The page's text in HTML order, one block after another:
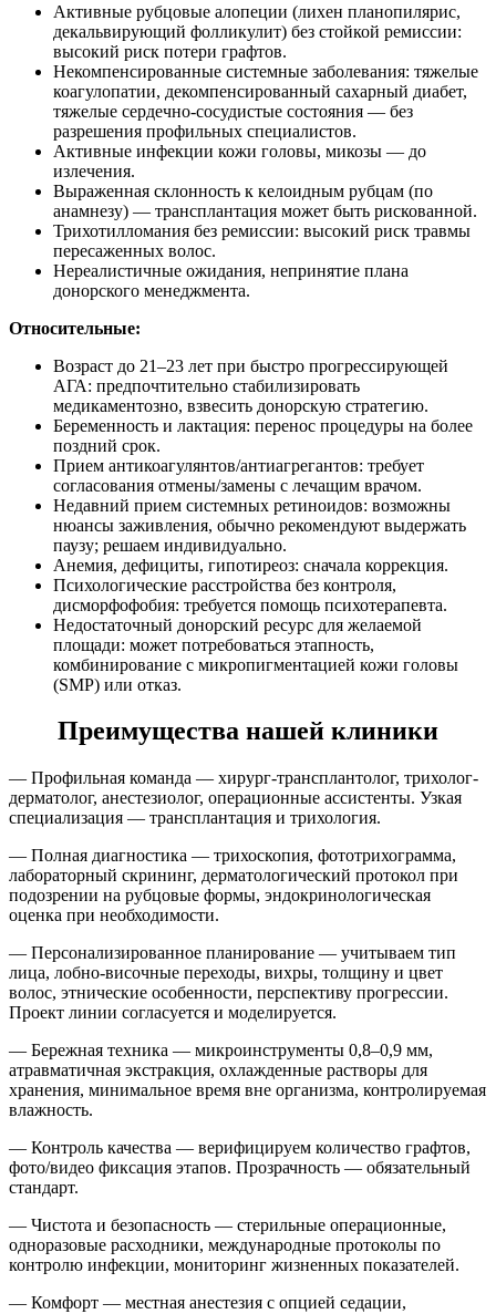
Активные рубцовые алопеции (лихен планопилярис,
декальвирующий фолликулит) без стойкой ремиссии:
высокий риск потери графтов.
Некомпенсированные системные заболевания: тяжелые
коагулопатии, декомпенсированный сахарный диабет,
тяжелые сердечно-сосудистые состояния — без
разрешения профильных специалистов.
Активные инфекции кожи головы, микозы — до
излечения.
Выраженная склонность к келоидным рубцам (по
анамнезу) — трансплантация может быть рискованной.
Трихотилломания без ремиссии: высокий риск травмы
пересаженных волос.
Нереалистичные ожидания, непринятие плана
донорского менеджмента.
Относительные:
Возраст до 21–23 лет при быстро прогрессирующей
АГА: предпочтительно стабилизировать
медикаментозно, взвесить донорскую стратегию.
Беременность и лактация: перенос процедуры на более
поздний срок.
Прием антикоагулянтов/антиагрегантов: требует
согласования отмены/замены с лечащим врачом.
Недавний прием системных ретиноидов: возможны
нюансы заживления, обычно рекомендуют выдержать
паузу; решаем индивидуально.
Анемия, дефициты, гипотиреоз: сначала коррекция.
Психологические расстройства без контроля,
дисморфофобия: требуется помощь психотерапевта.
Недостаточный донорский ресурс для желаемой
площади: может потребоваться этапность,
комбинирование с микропигментацией кожи головы
(SMP) или отказ.
Преимущества нашей клиники
— Профильная команда — хирург-трансплантолог, трихолог-
дерматолог, анестезиолог, операционные ассистенты. Узкая
специализация — трансплантация и трихология.
— Полная диагностика — трихоскопия, фототрихограмма,
лабораторный скрининг, дерматологический протокол при
подозрении на рубцовые формы, эндокринологическая
оценка при необходимости.
— Персонализированное планирование — учитываем тип
лица, лобно-височные переходы, вихры, толщину и цвет
волос, этнические особенности, перспективу прогрессии.
Проект линии согласуется и моделируется.
— Бережная техника — микроинструменты 0,8–0,9 мм,
атравматичная экстракция, охлажденные растворы для
хранения, минимальное время вне организма, контролируемая
влажность.
— Контроль качества — верифицируем количество графтов,
фото/видео фиксация этапов. Прозрачность — обязательный
стандарт.
— Чистота и безопасность — стерильные операционные,
одноразовые расходники, международные протоколы по
контролю инфекции, мониторинг жизненных показателей.
— Комфорт — местная анестезия с опцией седации,